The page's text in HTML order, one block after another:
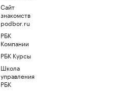
Сайт
знакомств
podbor.ru
РБК
Компании
РБК Курсы
Школа
управления
РБК